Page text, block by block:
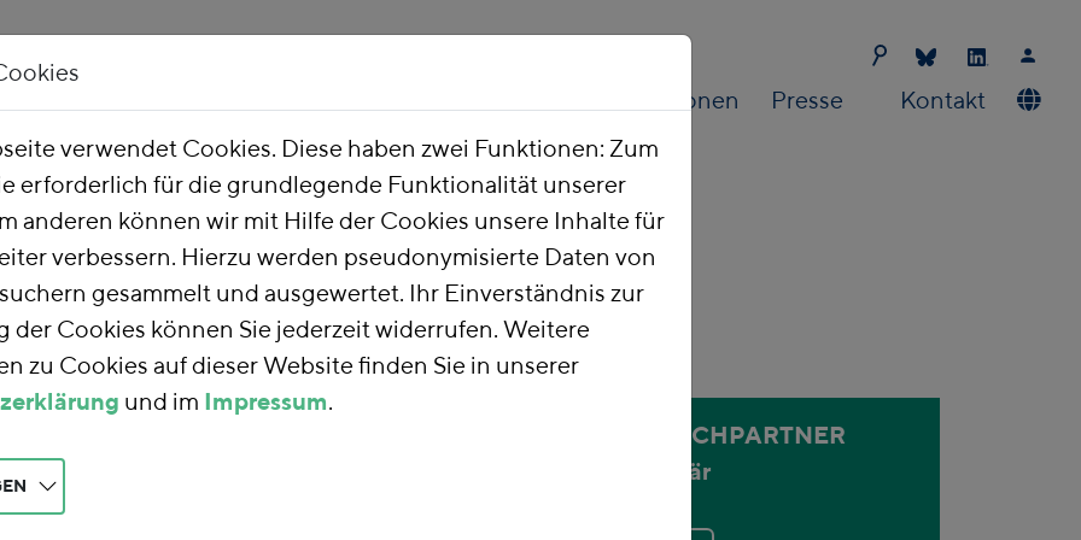
Publikationen Presse Kontakt
Finanzreform
nutzen wir die
auf eine
und Gesellschaft
Umwelt und
ANSPRECHPARTNER
Holger Bär
verwendet Cookies. Diese haben zwei Funktionen: Zum
erforderlich für die grundlegende Funktionalität unserer
anderen können wir mit Hilfe der Cookies unsere Inhalte für
verbessern. Hierzu werden pseudonymisierte Daten von
gesammelt und ausgewertet. Ihr Einverständnis zur
der Cookies können Sie jederzeit widerrufen. Weitere
zu Cookies auf dieser Website finden Sie in unserer
und im Impressum.